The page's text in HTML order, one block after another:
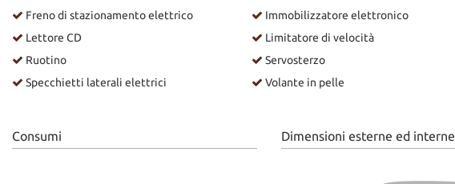
Freno di stazionamento elettrico
Lettore CD
Ruotino
Specchietti laterali elettrici
Immobilizzatore elettronico
Limitatore di velocità
Servosterzo
Volante in pelle
Consumi Dimensioni esterne ed interne